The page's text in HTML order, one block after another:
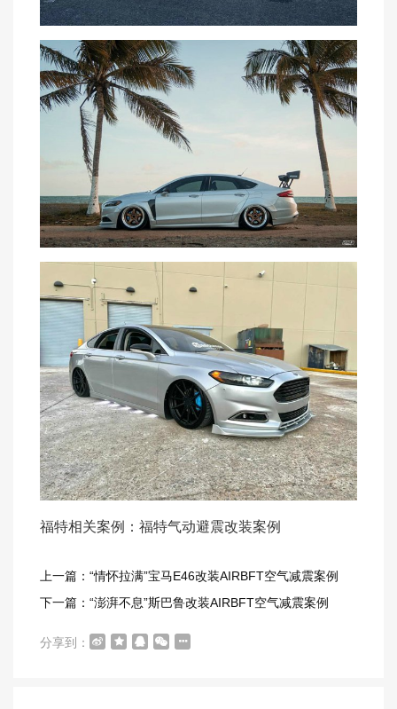
福特相关案例：福特气动避震改装案例
上一篇：“情怀拉满”宝马E46改装AIRBFT空气减震案例
下一篇：“澎湃不息”斯巴鲁改装AIRBFT空气减震案例
分享到：